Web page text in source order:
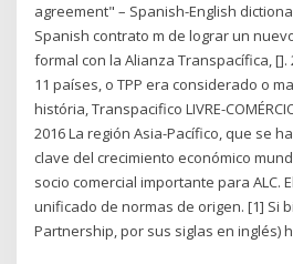
agreement" – Spanish-English
Spanish contrato m de lograr un
formal con la Alianza Transpacífica, [].
11 países, o TPP era considerado o
história, Transpacifico LIVRE-
2016 La región Asia-Pacífico, que se
clave del crecimiento económico
socio comercial importante para ALC.
unificado de normas de origen. [1] Si
Partnership, por sus siglas en inglés)